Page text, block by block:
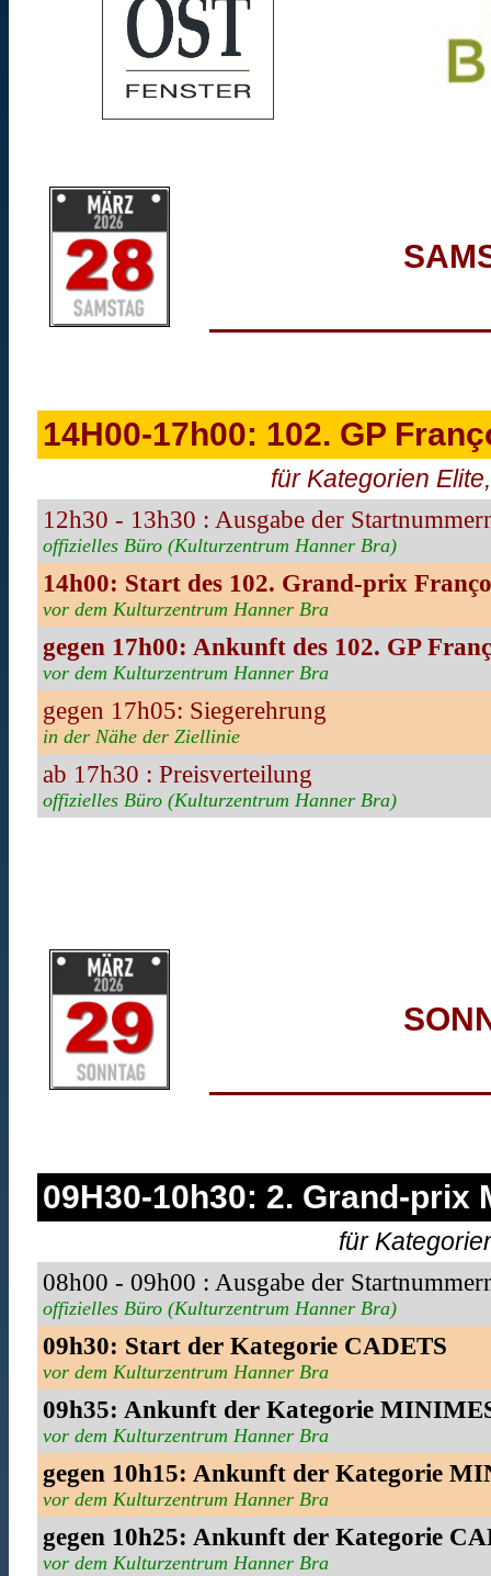
14H00-17h00: 102. GP
für Kategorien
12h30 - 13h30 : Ausgabe der
offizielles Büro (Kulturzentrum Hanner Bra)
14h00: Start des 102. Grand-prix
vor dem Kulturzentrum Hanner Bra
gegen 17h00: Ankunft des 102. GP
vor dem Kulturzentrum Hanner Bra
gegen 17h05: Siegerehrung
in der Nähe der Ziellinie
ab 17h30 : Preisverteilung
offizielles Büro (Kulturzentrum Hanner Bra)
09H30-10h30: 2. Grand-prix
für
08h00 - 09h00 : Ausgabe der
offizielles Büro (Kulturzentrum Hanner Bra)
09h30: Start der Kategorie CADETS
vor dem Kulturzentrum Hanner Bra
09h35: Ankunft der Kategorie
vor dem Kulturzentrum Hanner Bra
gegen 10h15: Ankunft der Kategorie
vor dem Kulturzentrum Hanner Bra
gegen 10h25: Ankunft der Kategorie
vor dem Kulturzentrum Hanner Bra